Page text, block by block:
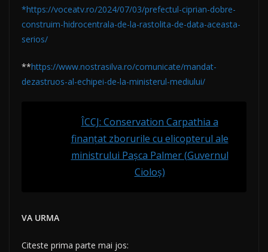
*https://voceatv.ro/2024/07/03/prefectul-ciprian-dobre-
construim-hidrocentrala-de-la-rastolita-de-data-aceasta-
serios/
**https://www.nostrasilva.ro/comunicate/mandat-
dezastruos-al-echipei-de-la-ministerul-mediului/
ÎCCJ: Conservation Carpathia a
finanţat zborurile cu elicopterul ale
ministrului Paşca Palmer (Guvernul
Cioloş)
VA URMA
Citeste prima parte mai jos: